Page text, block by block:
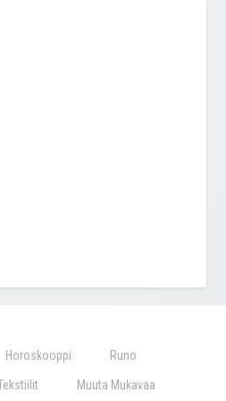
Horoskooppi Runo
Muuta Mukavaa